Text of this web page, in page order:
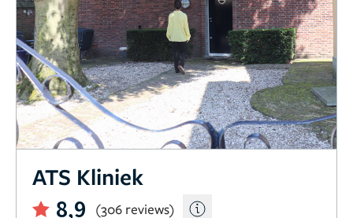
ATS Kliniek
8,9
(306 reviews)